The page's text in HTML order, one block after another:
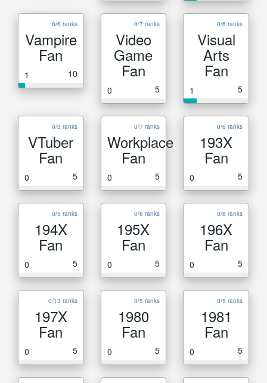
0/6 ranks
Vampire
Fan
1 10
0/7 ranks
Video
Game
Fan
0 5
0/6 ranks
Visual
Arts
Fan
1 5
0/3 ranks
VTuber
Fan
0 5
0/7 ranks
Workplace
Fan
0 5
0/6 ranks
193X
Fan
0 5
0/5 ranks
194X
Fan
0 5
0/6 ranks
195X
Fan
0 5
0/8 ranks
196X
Fan
0 5
0/13 ranks
197X
Fan
0 5
0/5 ranks
1980
Fan
0 5
0/5 ranks
1981
Fan
0 5